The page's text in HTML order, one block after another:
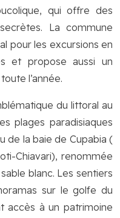
qui offre des
La commune
pour les excursions en
et propose aussi un
l’année.
du littoral au
plages paradisiaques
de la baie de Cupabia (
Chiavari), renommée
blanc. Les sentiers
sur le golfe du
accès à un patrimoine